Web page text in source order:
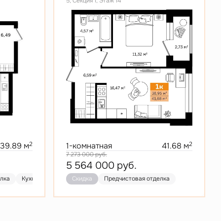
39.89 м2
Кухня-гостиная Скидка Предчистовая отделка
1-комнатная 41.68 м2
7 273 000руб.
5 564 000 руб.
Скидка Предчистовая отделка